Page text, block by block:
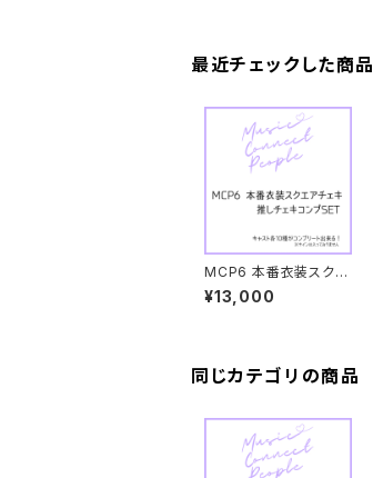
最近チェックした商品
MCP6 本番衣装スクエ
アチェキ 推しチェキコン
プSET
¥13,000
同じカテゴリの商品